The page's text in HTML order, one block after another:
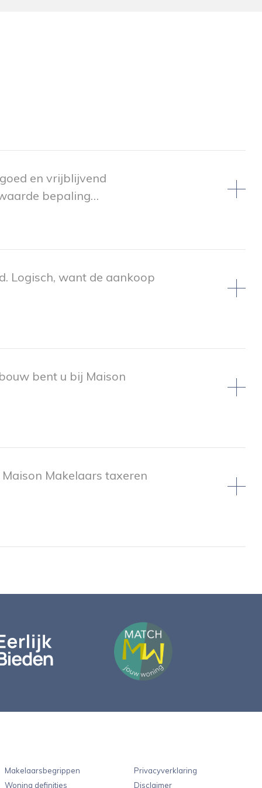
en vrijblijvend
bepaling…
Logisch, want de aankoop
bent u bij Maison
Makelaars taxeren
Makelaarsbegrippen
Woning definities
Privacyverklaring
Disclaimer